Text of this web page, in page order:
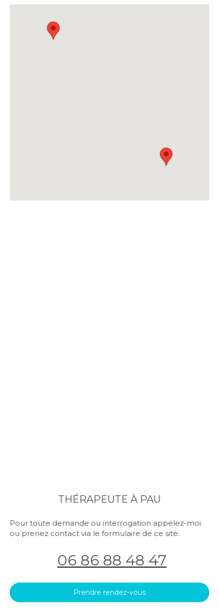
THÉRAPEUTE À PAU
Pour toute demande ou interrogation appelez-moi
ou prenez contact via le formulaire de ce site.
06 86 88 48 47
Prendre rendez-vous